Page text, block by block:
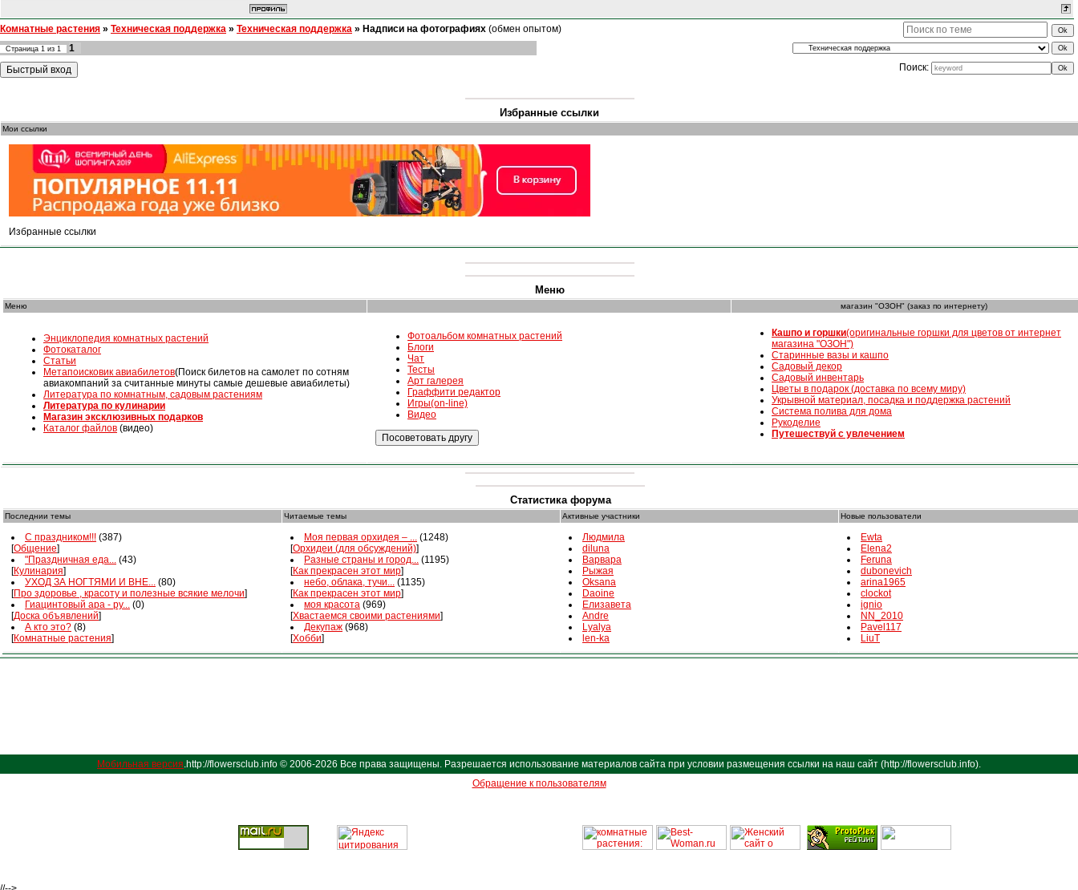
Комнатные растения » Техническая поддержка » Техническая поддержка » Надписи на фотографиях (обмен опытом)
Страница 1 из 1
1
Поиск:
Избранные ссылки
Мои ссылки
Избранные ссылки
Меню
Меню магазин "ОЗОН" (заказ по интернету)
Энциклопедия комнатных растений
Фотокаталог
Статьи
Mетапоисковик авиабилетов(Поиск билетов на самолет по сотням
авиакомпаний за считанные минуты самые дешевые авиабилеты)
Литература по комнатным, садовым растениям
Литература по кулинарии
Магазин эксклюзивных подарков
Каталог файлов (видео)
Фотоальбом комнатных растений
Блоги
Чат
Тесты
Арт галерея
Граффити редактор
Игры(on-line)
Видео
Кашпо и горшки(оригинальные горшки для цветов от интернет
магазина "ОЗОН")
Старинные вазы и кашпо
Садовый декор
Садовый инвентарь
Цветы в подарок (доставка по всему миру)
Укрывной материал, посадка и поддержка растений
Система полива для дома
Рукоделие
Путешествуй с увлечением
Статистика форума
Последнии темы Читаемые темы Активные участники Новые пользователи
С праздником!!! (387)
[Общение]
"Праздничная еда... (43)
[Кулинария]
УХОД ЗА НОГТЯМИ И ВНЕ... (80)
[Про здоровье , красоту и полезные всякие мелочи]
Гиацинтовый ара - ру... (0)
[Доска объявлений]
А кто это? (8)
[Комнатные растения]
Моя первая орхидея – ... (1248)
[Орхидеи (для обсуждений)]
Разные страны и город... (1195)
[Как прекрасен этот мир]
небо, облака, тучи... (1135)
[Как прекрасен этот мир]
моя красота (969)
[Хвастаемся своими растениями]
Декупаж (968)
[Хобби]
Людмила
diluna
Варвара
Рыжая
Oksana
Daoine
Елизавета
Andre
Lyalya
len-ka
Ewta
Elena2
Feruna
dubonevich
arina1965
clockot
ignio
NN_2010
Pavel117
LiuT
Мобильная версия.http://flowersclub.info © 2006-2026 Все права защищены. Разрешается использование материалов сайта при условии размещения ссылки на наш сайт (http://flowersclub.info).
Обращение к пользователям